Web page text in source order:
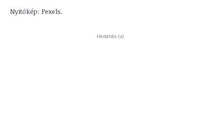
Nyitókép: Pexels.
Hirdetés (x)